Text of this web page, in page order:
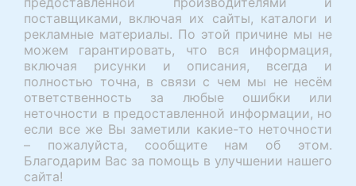
поставщиками, включая их сайты, каталоги и
рекламные материалы. По этой причине мы не
можем гарантировать, что вся информация,
включая рисунки и описания, всегда и
полностью точна, в связи с чем мы не несём
ответственность за любые ошибки или
неточности в предоставленной информации, но
если все же Вы заметили какие-то неточности
– пожалуйста, сообщите нам об этом.
Благодарим Вас за помощь в улучшении нашего
сайта!